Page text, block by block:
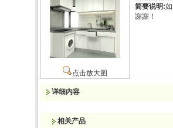
点击放大图
简要说明:
謝謝！
详细内容
相关产品